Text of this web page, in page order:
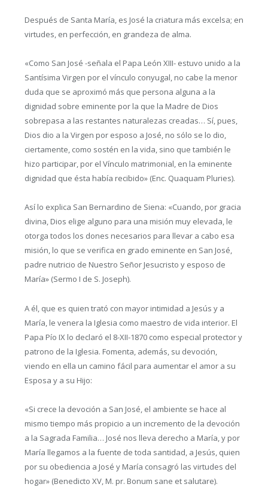
Después de Santa María, es José la criatura más excelsa; en
virtudes, en perfección, en grandeza de alma.
«Como San José -señala el Papa León XIII- estuvo unido a la
Santísima Virgen por el vínculo conyugal, no cabe la menor
duda que se aproximó más que persona alguna a la
dignidad sobre eminente por la que la Madre de Dios
sobrepasa a las restantes naturalezas creadas… Sí, pues,
Dios dio a la Virgen por esposo a José, no sólo se lo dio,
ciertamente, como sostén en la vida, sino que también le
hizo participar, por el Vínculo matrimonial, en la eminente
dignidad que ésta había recibido» (Enc. Quaquam Pluries).
Así lo explica San Bernardino de Siena: «Cuando, por gracia
divina, Dios elige alguno para una misión muy elevada, le
otorga todos los dones necesarios para llevar a cabo esa
misión, lo que se verifica en grado eminente en San José,
padre nutricio de Nuestro Señor Jesucristo y esposo de
María» (Sermo I de S. Joseph).
A él, que es quien trató con mayor intimidad a Jesús y a
María, le venera la Iglesia como maestro de vida interior. El
Papa Pío IX lo declaró el 8-XII-1870 como especial protector y
patrono de la Iglesia. Fomenta, además, su devoción,
viendo en ella un camino fácil para aumentar el amor a su
Esposa y a su Hijo:
«Si crece la devoción a San José, el ambiente se hace al
mismo tiempo más propicio a un incremento de la devoción
a la Sagrada Familia… José nos lleva derecho a María, y por
María llegamos a la fuente de toda santidad, a Jesús, quien
por su obediencia a José y María consagró las virtudes del
hogar» (Benedicto XV, M. pr. Bonum sane et salutare).